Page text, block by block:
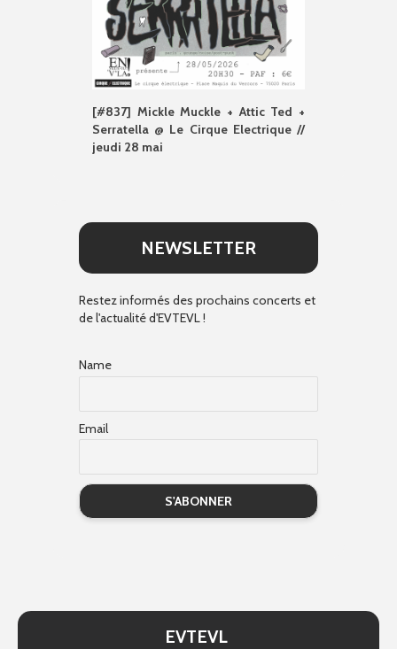
[#837] Mickle Muckle + Attic Ted +
Serratella @ Le Cirque Electrique //
jeudi 28 mai
NEWSLETTER
Restez informés des prochains concerts et
de l'actualité d'EVTEVL !
Name
Email
EVTEVL